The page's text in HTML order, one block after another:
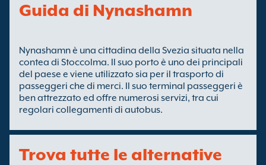
Guida di Nynashamn
Nynashamn è una cittadina della Svezia situata nella
contea di Stoccolma. Il suo porto è uno dei principali
del paese e viene utilizzato sia per il trasporto di
passeggeri che di merci. Il suo terminal passeggeri è
ben attrezzato ed offre numerosi servizi, tra cui
regolari collegamenti di autobus.
Trova tutte le alternative